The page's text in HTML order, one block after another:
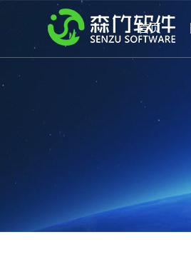
首页